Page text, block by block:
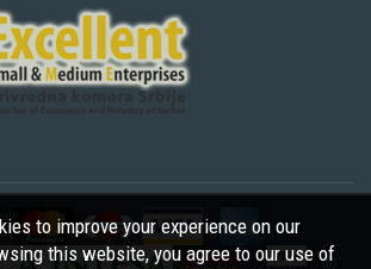
©
to improve your experience on our
this website, you agree to our use of